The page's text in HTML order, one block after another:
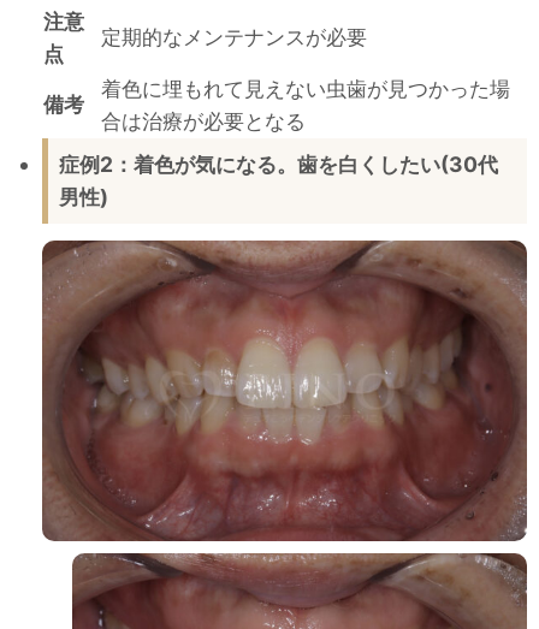
注意
点
定期的なメンテナンスが必要
備考
着色に埋もれて見えない虫歯が見つかった場
合は治療が必要となる
症例2：着色が気になる。歯を白くしたい(30代
男性)